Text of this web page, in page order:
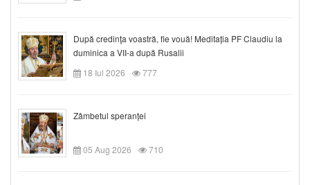
După credinţa voastră, fie vouă! Meditația PF Claudiu la
duminica a VII-a după Rusalii
18 Iul 2026
777
Zâmbetul speranței
05 Aug 2026 710